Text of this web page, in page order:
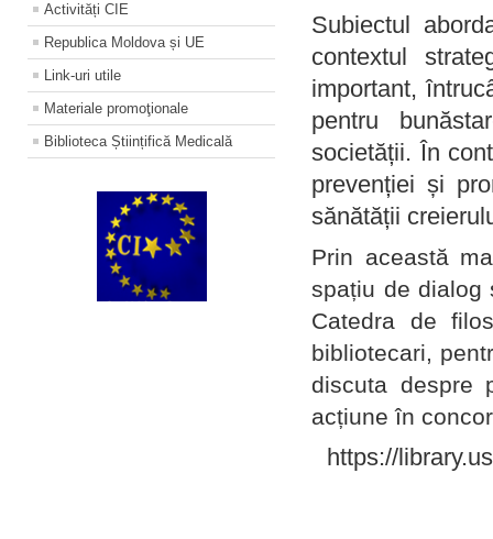
Activități CIE
Republica Moldova și UE
Link-uri utile
Materiale promoţionale
Biblioteca Științifică Medicală
Subiectul
contextul
important,
pentru
societății. În
prevenției și
sănătății
Prin această
spațiu de dialog
Catedra de
bibliotecari,
discuta despre
acțiune în
https://